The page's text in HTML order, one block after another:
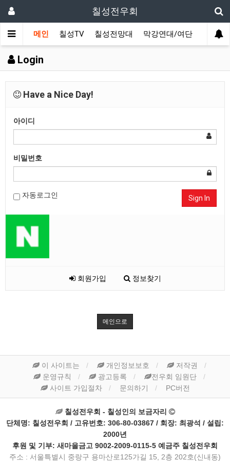
칠성전우회
메인 칠성TV 칠성전망대 막강연대/여단 사단
Login
Have a Nice Day!
아이디
비밀번호
자동로그인 Sign In
회원가입 정보찾기
메인으로
이 사이트는 개인정보보호
저작권
운영규칙
광고등록
전우회 임원단
사이트 가입절차
문의하기 PC버전
칠성전우회 - 칠성인의 보금자리
단체명: 칠성전우회 / 고유번호: 306-80-03867 / 회장: 최광석 / 설립:
2000년
후원 및 기부: 새마을금고 9002-2009-0115-5 예금주 칠성전우회
주소 : 서울특별시 중랑구 용마산로125가길 15, 2층 202호(신내동)